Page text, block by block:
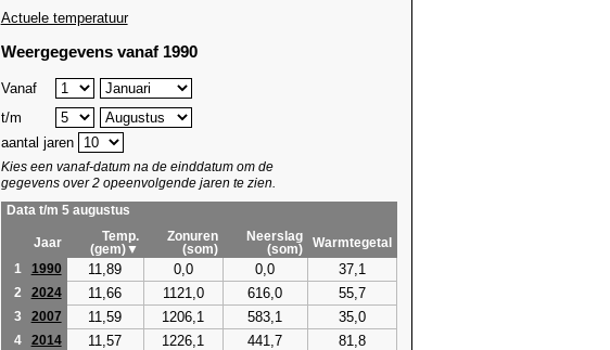
Actuele temperatuur
Weergegevens vanaf 1990
Vanaf
t/m
aantal jaren
Kies een vanaf-datum na de einddatum om de
gegevens over 2 opeenvolgende jaren te zien.
Data t/m 5 augustus
Jaar
Temp.
(gem)▼
Zonuren
(som)
Neerslag
(som)
Warmtegetal
1
1990 11,89 0,0 0,0 37,1
2 2024 11,66 1121,0 616,0 55,7
3 2007 11,59 1206,1 583,1 35,0
4 2014 11,57 1226,1 441,7 81,8